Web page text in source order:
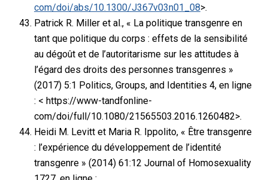
com/doi/abs/10.1300/J367v03n01_08>.
Patrick R. Miller et al., « La politique transgenre en
tant que politique du corps : effets de la sensibilité
au dégoût et de l’autoritarisme sur les attitudes à
l’égard des droits des personnes transgenres »
(2017) 5:1 Politics, Groups, and Identities 4, en ligne
: < https://www-tandfonline-
com/doi/full/10.1080/21565503.2016.1260482>.
Heidi M. Levitt et Maria R. Ippolito, « Être transgenre
: l’expérience du développement de l’identité
transgenre » (2014) 61:12 Journal of Homosexuality